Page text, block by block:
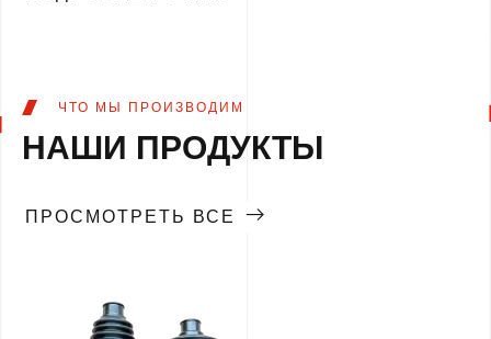
ЧТО МЫ ПРОИЗВОДИМ
НАШИ ПРОДУКТЫ
ПРОСМОТРЕТЬ ВСЕ